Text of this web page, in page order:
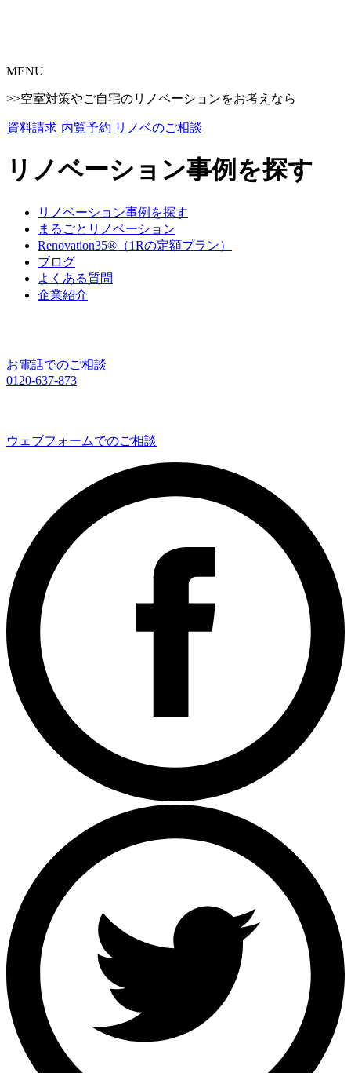
MENU
>>空室対策やご自宅のリノベーションをお考えなら
資料請求 内覧予約 リノベのご相談
リノベーション事例を探す
リノベーション事例を探す
まるごとリノベーション
Renovation35®（1Rの定額プラン）
ブログ
よくある質問
企業紹介
お電話でのご相談
0120-637-873
ウェブフォームでのご相談